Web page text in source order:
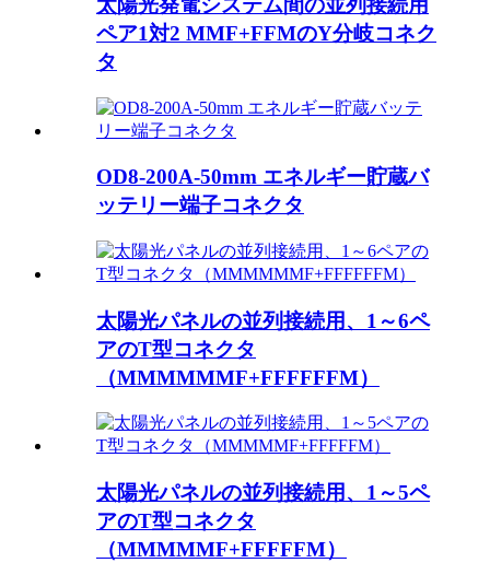
太陽光発電システム間の並列接続用
ペア1対2 MMF+FFMのY分岐コネク
タ
OD8-200A-50mm エネルギー貯蔵バ
ッテリー端子コネクタ
太陽光パネルの並列接続用、1～6ペ
アのT型コネクタ
（MMMMMMF+FFFFFFM）
太陽光パネルの並列接続用、1～5ペ
アのT型コネクタ
（MMMMMF+FFFFFM）